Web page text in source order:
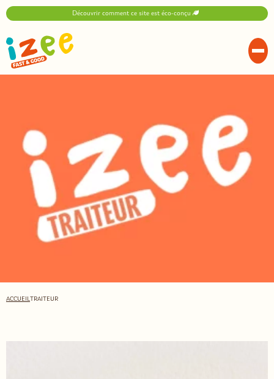
Découvrir comment ce site est éco-conçu
ACCUEILTRAITEUR